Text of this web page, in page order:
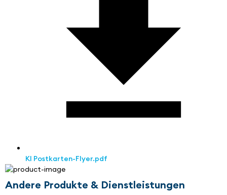
KI Postkarten-Flyer.pdf
Andere Produkte & Dienstleistungen